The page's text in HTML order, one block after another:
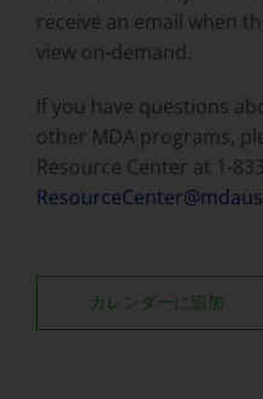
receive an email when
view on-demand.
If you have questions
other MDA programs,
Resource Center at 1-
カレンダーに追加